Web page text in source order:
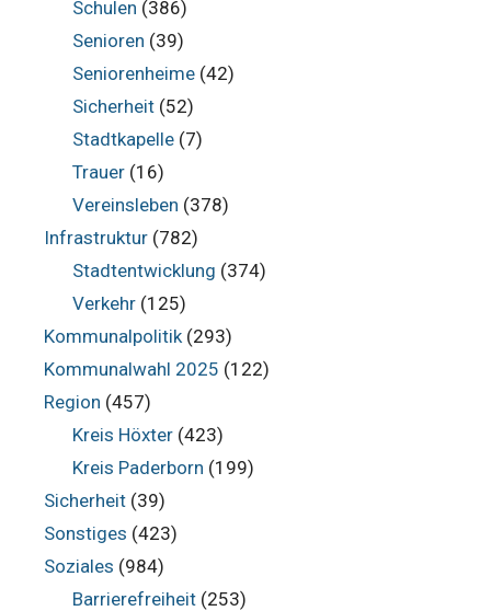
Schulen (386)
Senioren (39)
Seniorenheime(42)
Sicherheit(52)
Stadtkapelle(7)
Trauer(16)
Vereinsleben (378)
Infrastruktur (782)
Stadtentwicklung (374)
Verkehr(125)
Kommunalpolitik(293)
Kommunalwahl 2025 (122)
Region (457)
Kreis Höxter(423)
Kreis Paderborn (199)
Sicherheit (39)
Sonstiges (423)
Soziales (984)
Barrierefreiheit(253)